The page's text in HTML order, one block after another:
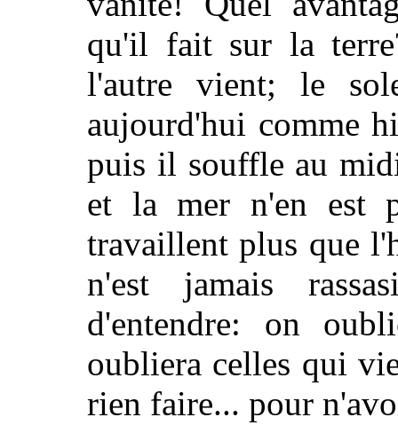
qu'il fait sur la
l'autre vient; le
aujourd'hui comme
puis il souffle au
et la mer n'en est
travaillent plus que
n'est jamais
d'entendre: on
oubliera celles qui
rien faire... pour